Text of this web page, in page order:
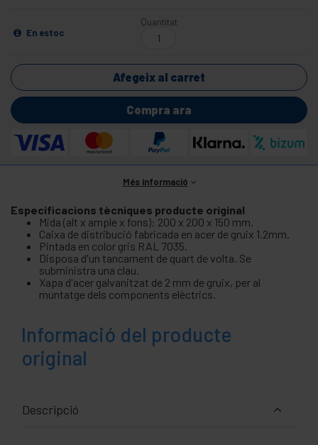
En estoc
Quantitat
Afegeix al carret
Compra ara
Més informació
Especificacions tècniques producte original
Mida (alt x ample x fons): 200 x 200 x 150 mm.
Caixa de distribució fabricada en acer de gruix 1.2mm.
Pintada en color gris RAL 7035.
Disposa d'un tancament de quart de volta. Se
subministra una clau.
Xapa d'acer galvanitzat de 2 mm de gruix, per al
muntatge dels components elèctrics.
Informació del producte
original
Descripció